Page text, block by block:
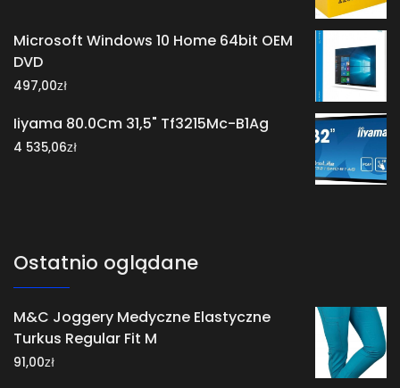
Microsoft Windows 10 Home 64bit OEM
DVD
497,00zł
Iiyama 80.0Cm 31,5" Tf3215Mc-B1Ag
4 535,06zł
Ostatnio oglądane
M&C Joggery Medyczne Elastyczne
Turkus Regular Fit M
91,00zł